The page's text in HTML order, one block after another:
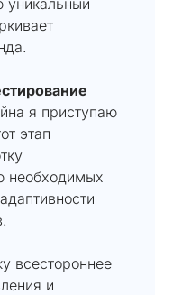
я приступаю
этап
необходимых
всестороннее
и